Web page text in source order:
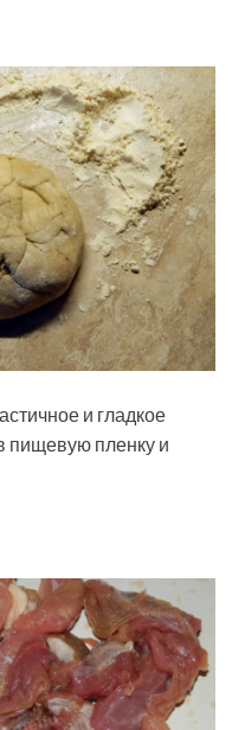
и гладкое
пищевую пленку и